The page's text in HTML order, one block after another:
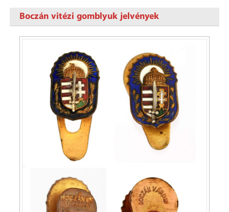
Boczán vitézi gomblyuk jelvények